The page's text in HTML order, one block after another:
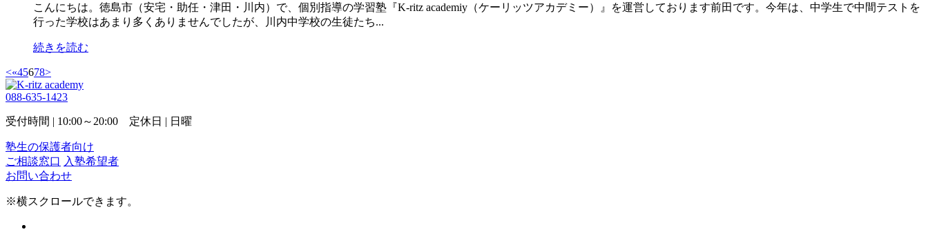
こんにちは。徳島市（安宅・助任・津田・川内）で、個別指導の学習塾『K-ritz academiy（ケーリッツアカデミー）』を運営しております前田です。今年は、中学生で中間テストを
行った学校はあまり多くありませんでしたが、川内中学校の生徒たち...
続きを読む
<«45678>
088-635-1423
受付時間 | 10:00～20:00 定休日 | 日曜
塾生の保護者向け
ご相談窓口 入塾希望者
お問い合わせ
※横スクロールできます。